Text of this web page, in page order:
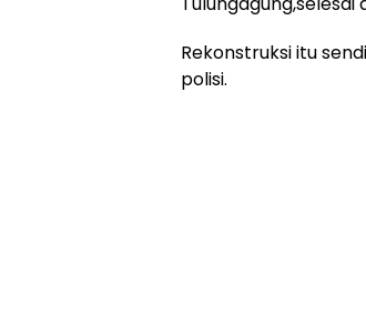
Rekonstruksi itu
polisi.